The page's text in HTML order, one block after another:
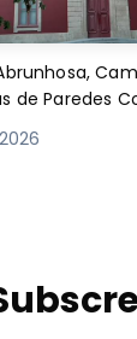
de Paredes